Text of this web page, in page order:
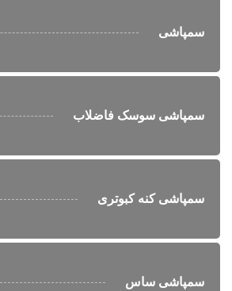
سمپاشی
سمپاشی سوسک فاضلاب
سمپاشی کنه کبوتری
سمپاشی ساس